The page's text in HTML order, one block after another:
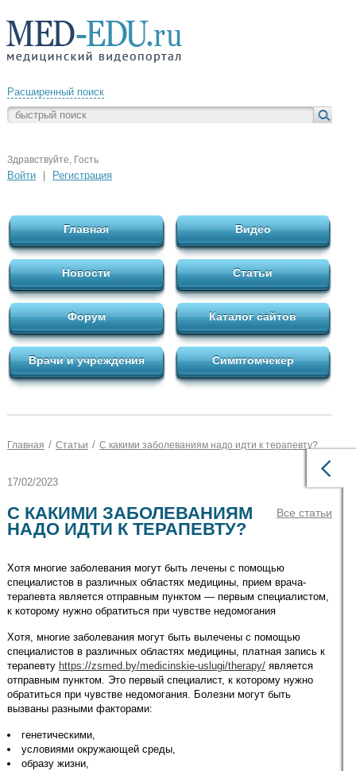
Расширенный поиск
Здравствуйте, Гость
Войти Регистрация
Главная Видео
Новости Статьи
Форум Каталог сайтов
Врачи и учреждения Симптомчекер
Главная / Статьи / С какими заболеваниям надо идти к терапевту?
17/02/2023
Все статьи
С КАКИМИ ЗАБОЛЕВАНИЯМ
НАДО ИДТИ К ТЕРАПЕВТУ?
Хотя многие заболевания могут быть лечены с помощью
специалистов в различных областях медицины, прием врача-
терапевта является отправным пунктом — первым специалистом,
к которому нужно обратиться при чувстве недомогания
Хотя, многие заболевания могут быть вылечены с помощью
специалистов в различных областях медицины, платная запись к
терапевту https://zsmed.by/medicinskie-uslugi/therapy/ является
отправным пунктом. Это первый специалист, к которому нужно
обратиться при чувстве недомогания. Болезни могут быть
вызваны разными факторами:
генетическими,
условиями окружающей среды,
образу жизни,